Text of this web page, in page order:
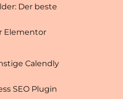
Der beste
Elementor
Calendly
SEO Plugin